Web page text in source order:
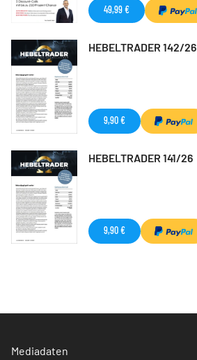
49,99 €
HEBELTRADER 142/26
9,90 €
HEBELTRADER 141/26
9,90 €
Mediadaten